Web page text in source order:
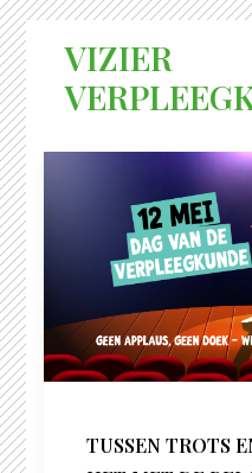
EDITIES
VACATURES
LID WORDEN
VIZIER
TUSSEN TROTS